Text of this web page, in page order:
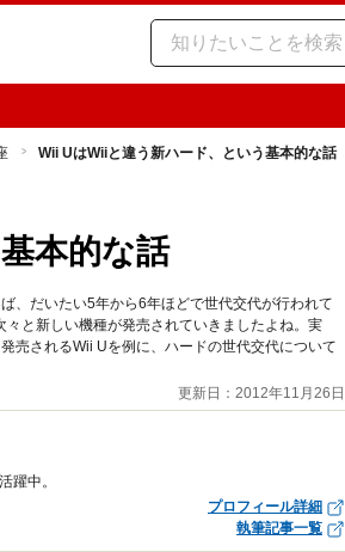
Wii UはWiiと違う新ハード、という基本的な話
本的な話
、だいたい5年から6年ほどで世代交代が行われて
と新しい機種が発売されていきましたよね。実
売されるWii Uを例に、ハードの世代交代について
更新日：2012年11月26日
躍中。
プロフィール詳細
執筆記事一覧